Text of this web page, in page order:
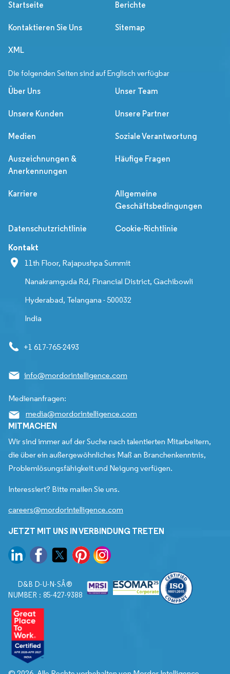
Startseite Berichte
Kontaktieren Sie Uns Sitemap
XML
Die folgenden Seiten sind auf Englisch verfügbar
Über Uns Unser Team
Unsere Kunden Unsere Partner
Medien Soziale Verantwortung
Auszeichnungen &
Anerkennungen
Häufige Fragen
Karriere
Allgemeine
Geschäftsbedingungen
Datenschutzrichtlinie Cookie-Richtlinie
Kontakt
11th Floor, Rajapushpa Summit
Nanakramguda Rd, Financial District, Gachibowli
Hyderabad, Telangana - 500032
India
+1 617-765-2493
info@mordorintelligence.com
Medienanfragen:
media@mordorintelligence.com
MITMACHEN
Wir sind immer auf der Suche nach talentierten Mitarbeitern,
die über ein außergewöhnliches Maß an Branchenkenntnis,
Problemlösungsfähigkeit und Neigung verfügen.
Interessiert? Bitte mailen Sie uns.
careers@mordorintelligence.com
JETZT MIT UNS IN VERBINDUNG TRETEN
D&B D-U-N-SÂ®
NUMBER : 85-427-9388